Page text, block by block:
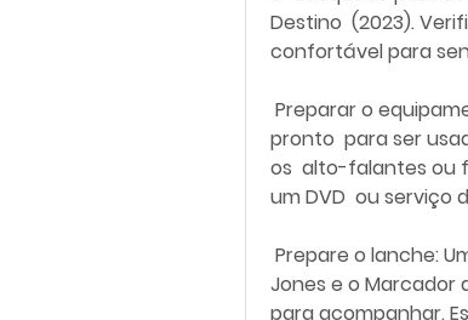
Destino  (2023).
confortável para
pronto  para ser
os  alto-falantes ou
um DVD  ou serviço
Jones e o Marcador
para acompanhar.